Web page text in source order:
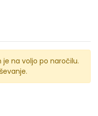
na voljo po naročilu.